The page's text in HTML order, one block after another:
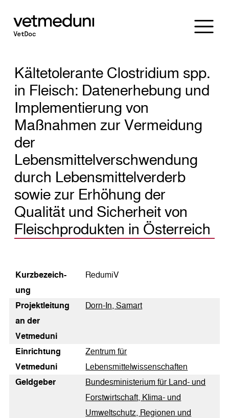
Kältetolerante Clostridium spp.
in Fleisch: Datenerhebung und
Implementierung von
Maßnahmen zur Vermeidung
der
Lebensmittelverschwendung
durch Lebensmittelverderb
sowie zur Erhöhung der
Qualität und Sicherheit von
Fleischprodukten in Österreich
Kurz­bezeich­
ung
RedumiV
Pro­jekt­lei­tung
an der
Vetmeduni
Dorn-In, Samart
Einrichtung
Vetmeduni
Zentrum für
Lebensmittelwissenschaften
Geldgeber
Bundesministerium für Land- und
Forstwirtschaft, Klima- und
Umweltschutz, Regionen und